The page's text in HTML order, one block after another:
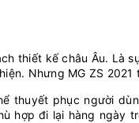
thiết kế châu Âu. Là
Nhưng MG ZS
thuyết phục người
hợp đi lại hàng ngày